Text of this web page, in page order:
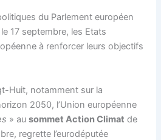
du Parlement européen
17 septembre, les Etats
à renforcer leurs objectifs
Huit, notamment sur la
2050, l’Union européenne
» ausommet Action Climat de
regrette l’eurodéputée